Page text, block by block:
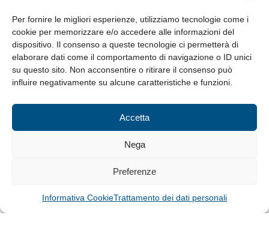
Per fornire le migliori esperienze, utilizziamo tecnologie come i
cookie per memorizzare e/o accedere alle informazioni del
dispositivo. Il consenso a queste tecnologie ci permetterà di
elaborare dati come il comportamento di navigazione o ID unici
su questo sito. Non acconsentire o ritirare il consenso può
influire negativamente su alcune caratteristiche e funzioni.
Accetta
Nega
Preferenze
Informativa CookieTrattamento dei dati personali
8.30-13.00 / 14.00-17.30
Whistleblowing
© Tutti i diritti riservati
Privacy Policy e Cookie|Informativa Cookie